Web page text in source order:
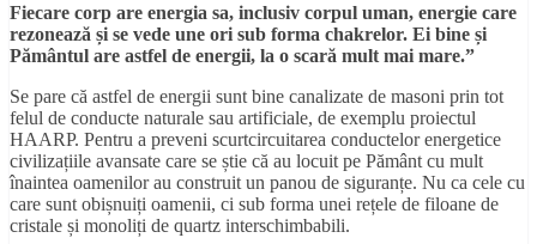
Fiecare corp are energia sa, inclusiv corpul uman, energie care
rezonează și se vede une ori sub forma chakrelor. Ei bine și
Pământul are astfel de energii, la o scară mult mai mare.”
Se pare că astfel de energii sunt bine canalizate de masoni prin tot
felul de conducte naturale sau artificiale, de exemplu proiectul
HAARP. Pentru a preveni scurtcircuitarea conductelor energetice
civilizațiile avansate care se știe că au locuit pe Pământ cu mult
înaintea oamenilor au construit un panou de siguranțe. Nu ca cele cu
care sunt obișnuiți oamenii, ci sub forma unei rețele de filoane de
cristale și monoliți de quartz interschimbabili.